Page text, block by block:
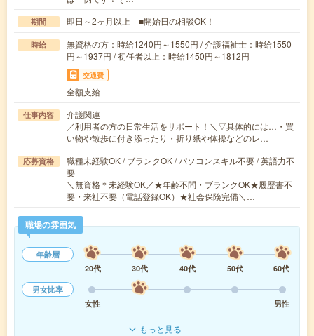
期間 即日～2ヶ月以上 ■開始日の相談OK！
時給
無資格の方：時給1240円～1550円 / 介護福祉士：時給1550
円～1937円 / 初任者以上：時給1450円～1812円
交通費
全額支給
仕事内容
介護関連
／利用者の方の日常生活をサポート！＼▽具体的には…・買
い物や散歩に付き添ったり・折り紙や体操などのレ…
応募資格
職種未経験OK / ブランクOK / パソコンスキル不要 / 英語力不
要
＼無資格＊未経験OK／★年齢不問・ブランクOK★履歴書不
要・来社不要（電話登録OK）★社会保険完備＼…
職場の雰囲気
年齢層
20代
30代 40代 50代
60代
男女比率
女性
男性
もっと見る